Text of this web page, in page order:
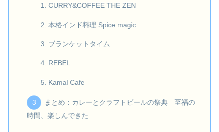
CURRY&COFFEE THE ZEN
本格インド料理 Spice magic
ブランケットタイム
REBEL
Kamal Cafe
まとめ：カレーとクラフトビールの祭典 至福の
時間、楽しんできた